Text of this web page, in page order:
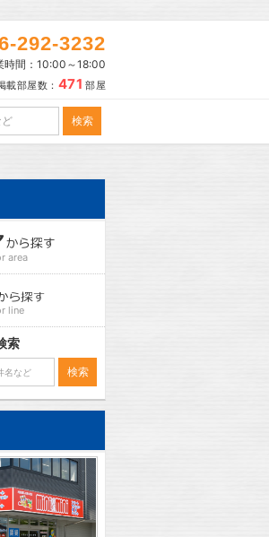
292-3232
時間：10:00～18:00
載部屋数： 471 部屋
area
line
索